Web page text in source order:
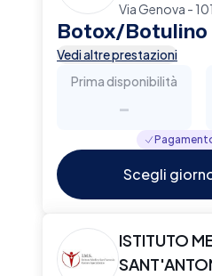
Via Genova -
Botox/Botulino
Vedi altre prestazioni
Prima disponibilità
-
Scegli
ISTITUTO